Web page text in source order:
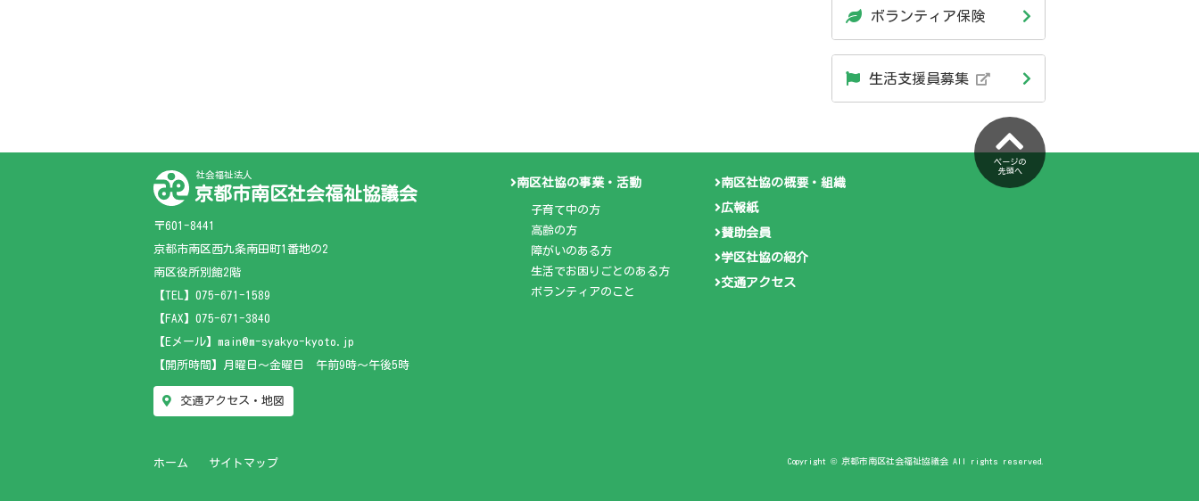
ボランティア保険
生活支援員募集
ページの
先頭へ
社会福祉法人
京都市南区社会福祉協議会
〒601-8441
京都市南区西九条南田町1番地の2
南区役所別館2階
【TEL】 075-671-1589
【FAX】075-671-3840
【Eメール】main@m-syakyo-kyoto.jp
【開所時間】月曜日～金曜日 午前9時～午後5時
交通アクセス・地図
南区社協の事業・活動
子育て中の方
高齢の方
障がいのある方
生活でお困りごとのある方
ボランティアのこと
南区社協の概要・組織
広報紙
賛助会員
学区社協の紹介
交通アクセス
ホーム サイトマップ Copyright © 京都市南区社会福祉協議会 All rights reserved.